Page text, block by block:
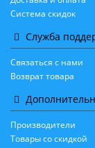
Система скидок
Служба
Связаться с нами
Возврат товара
Производители
Товары со скидкой